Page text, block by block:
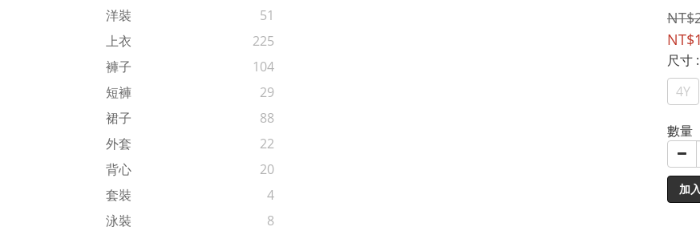
洋裝
51
上衣
225
褲子
104
短褲
29
裙子
88
外套
22
背心
20
套裝
4
泳裝
8
尺寸
4Y
數量
加